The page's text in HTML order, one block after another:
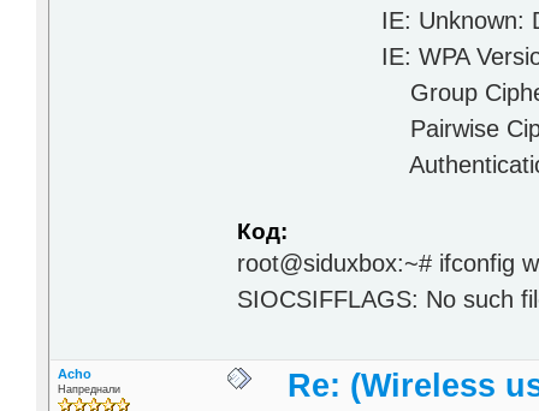
IE: Unknown:
IE: WPA
Group Cipher :
Pairwise Ciphers
Authentication
Код:
root@siduxbox:~# ifconfig
SIOCSIFFLAGS: No such
Acho
Напреднали Re: (Wireless